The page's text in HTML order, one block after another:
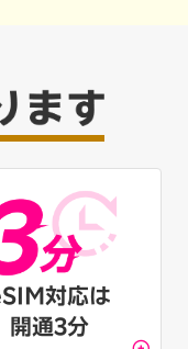
対応は
開通3分